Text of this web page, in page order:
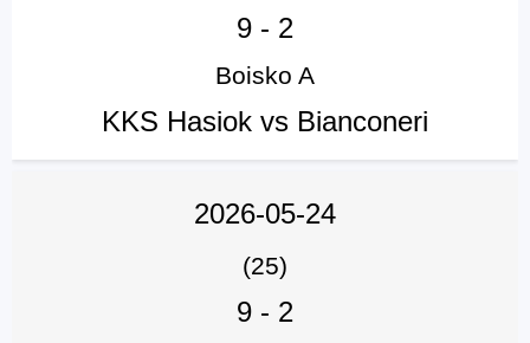
9 - 2
Boisko A
KKS Hasiok vs Bianconeri
2026-05-24
(25)
9 - 2